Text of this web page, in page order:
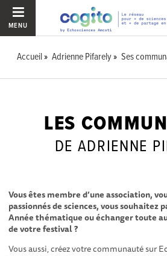
MENU
Accueil Adrienne Pifarely Ses
LES
DE ADRIENNE
Vous êtes membre d’une association,
passionnés de sciences, vous souhaitez
Année thématique ou échanger toute
de votre festival ?
Vous aussi, créez votre communauté sur